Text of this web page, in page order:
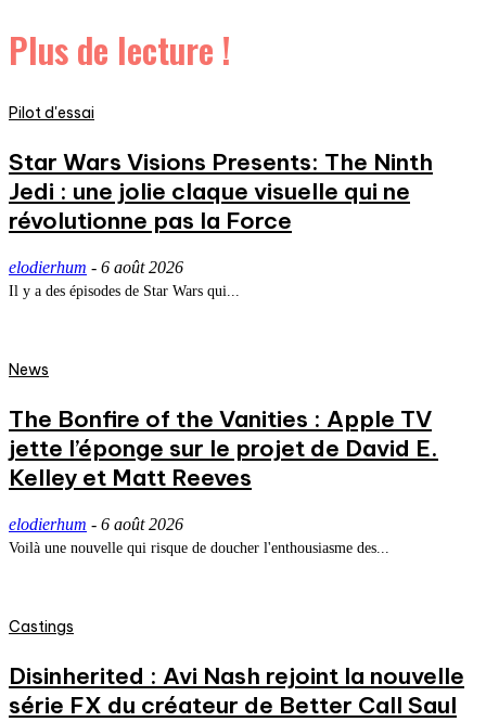
Plus de lecture !
Pilot d'essai
Star Wars Visions Presents: The Ninth
Jedi : une jolie claque visuelle qui ne
révolutionne pas la Force
elodierhum - 6 août 2026
Il y a des épisodes de Star Wars qui...
News
The Bonfire of the Vanities : Apple TV
jette l’éponge sur le projet de David E.
Kelley et Matt Reeves
elodierhum - 6 août 2026
Voilà une nouvelle qui risque de doucher l'enthousiasme des...
Castings
Disinherited : Avi Nash rejoint la nouvelle
série FX du créateur de Better Call Saul